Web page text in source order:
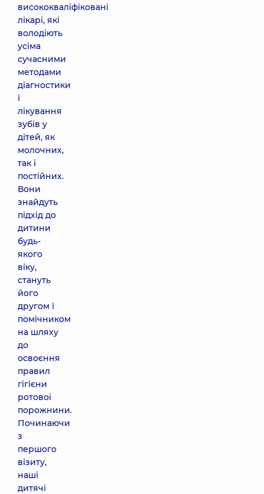
висококваліфіковані
лікарі, які
володіють
усіма
сучасними
методами
діагностики
і
лікування
зубів у
дітей, як
молочних,
так і
постійних.
Вони
знайдуть
підхід до
дитини
будь-
якого
віку,
стануть
його
другом і
помічником
на шляху
до
освоєння
правил
гігієни
ротової
порожнини.
Починаючи
з
першого
візиту,
наші
дитячі